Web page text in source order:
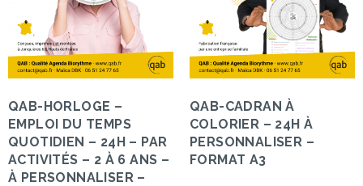
QAB-HORLOGE –
EMPLOI DU TEMPS
QUOTIDIEN – 24H – PAR
ACTIVITÉS – 2 À 6 ANS –
À PERSONNALISER –
QAB-CADRAN À
COLORIER – 24H À
PERSONNALISER –
FORMAT A3